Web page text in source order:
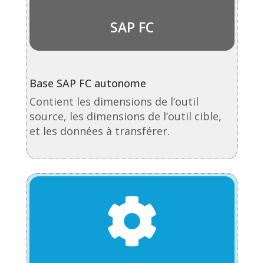
SAP FC
Base SAP FC autonome
Contient les dimensions de l’outil
source, les dimensions de l’outil cible,
et les données à transférer.
